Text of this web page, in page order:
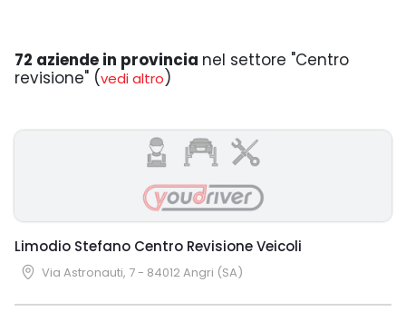
72 aziende in provincia nel settore "Centro
revisione" (vedi altro)
Limodio Stefano Centro Revisione Veicoli
Via Astronauti, 7 - 84012 Angri (SA)